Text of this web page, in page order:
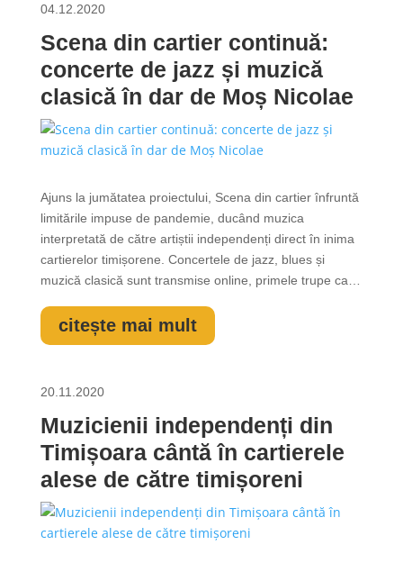
04.12.2020
Scena din cartier continuă:
concerte de jazz și muzică
clasică în dar de Moș Nicolae
Ajuns la jumătatea proiectului, Scena din cartier înfruntă
limitările impuse de pandemie, ducând muzica
interpretată de către artiștii independenți direct în inima
cartierelor timișorene. Concertele de jazz, blues și
muzică clasică sunt transmise online, primele trupe care
CLAR Band, Leslie Wolf and The Groovemakers, The
Skywalkers și Duo...
citește mai mult
20.11.2020
Muzicienii independenți din
Timișoara cântă în cartierele
alese de către timișoreni